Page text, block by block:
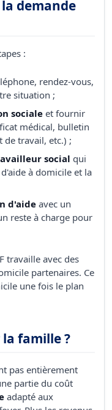
demande
:
rendez-vous,
situation ;
sociale et fournir
médical, bulletin
de travail, etc.) ;
social qui
à domicile et la
d'aideavec un
reste à charge pour
travaille avec des
partenaires. Ce
une fois le plan
famille ?
pas entièrement
partie du coût
adapté aux